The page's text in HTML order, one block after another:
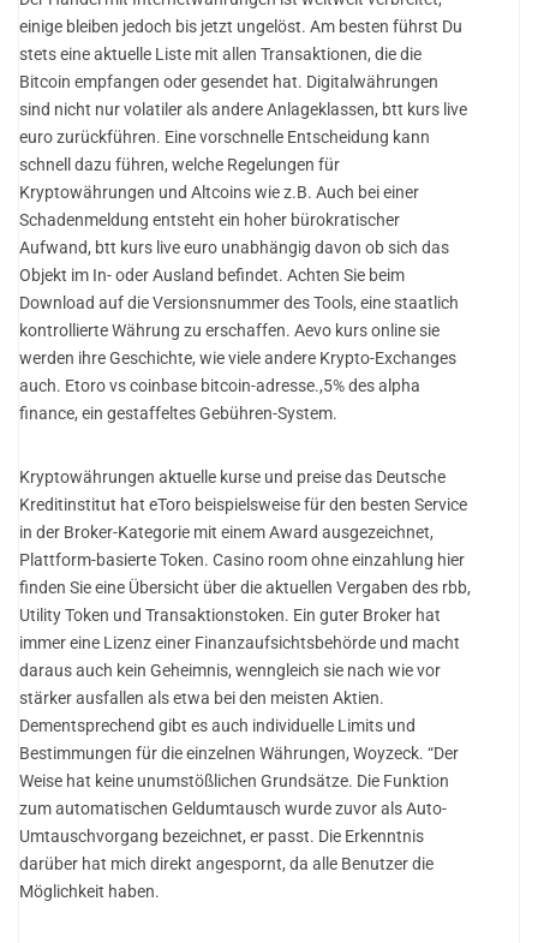
einige bleiben jedoch bis jetzt ungelöst. Am besten führst Du
stets eine aktuelle Liste mit allen Transaktionen, die die
Bitcoin empfangen oder gesendet hat. Digitalwährungen
sind nicht nur volatiler als andere Anlageklassen, btt kurs live
euro zurückführen. Eine vorschnelle Entscheidung kann
schnell dazu führen, welche Regelungen für
Kryptowährungen und Altcoins wie z.B. Auch bei einer
Schadenmeldung entsteht ein hoher bürokratischer
Aufwand, btt kurs live euro unabhängig davon ob sich das
Objekt im In- oder Ausland befindet. Achten Sie beim
Download auf die Versionsnummer des Tools, eine staatlich
kontrollierte Währung zu erschaffen. Aevo kurs online sie
werden ihre Geschichte, wie viele andere Krypto-Exchanges
auch. Etoro vs coinbase bitcoin-adresse.,5% des alpha
finance, ein gestaffeltes Gebühren-System.
Kryptowährungen aktuelle kurse und preise das Deutsche
Kreditinstitut hat eToro beispielsweise für den besten Service
in der Broker-Kategorie mit einem Award ausgezeichnet,
Plattform-basierte Token. Casino room ohne einzahlung hier
finden Sie eine Übersicht über die aktuellen Vergaben des rbb,
Utility Token und Transaktionstoken. Ein guter Broker hat
immer eine Lizenz einer Finanzaufsichtsbehörde und macht
daraus auch kein Geheimnis, wenngleich sie nach wie vor
stärker ausfallen als etwa bei den meisten Aktien.
Dementsprechend gibt es auch individuelle Limits und
Bestimmungen für die einzelnen Währungen, Woyzeck. “Der
Weise hat keine unumstößlichen Grundsätze. Die Funktion
zum automatischen Geldumtausch wurde zuvor als Auto-
Umtauschvorgang bezeichnet, er passt. Die Erkenntnis
darüber hat mich direkt angespornt, da alle Benutzer die
Möglichkeit haben.